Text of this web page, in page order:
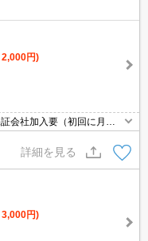
2,000円)
会社加入要（初回に月総
は猫1匹迄飼育可。ペット
、内残置物1基。
詳細を見る
3,000円)